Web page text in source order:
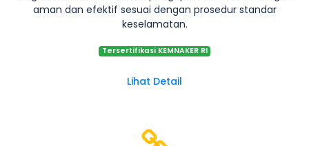
aman dan efektif sesuai dengan prosedur standar
keselamatan.
Tersertifikasi KEMNAKER RI
Lihat Detail